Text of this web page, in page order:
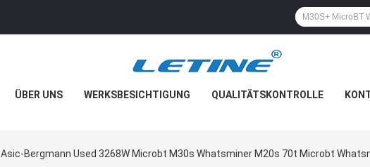
ÜBER UNS WERKSBESICHTIGUNG QUALITÄTSKONTROLLE
Asic-Bergmann Used 3268W Microbt M30s Whatsminer M20s 70t Microbt